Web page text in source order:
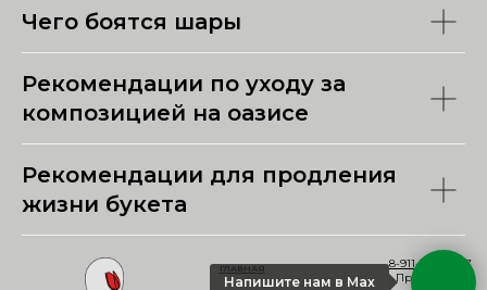
Напишите нам в Мах
Чего боятся шары
Рекомендации по уходу за
композицией на оазисе
Рекомендации для продления
жизни букета
ГЛАВНАЯ
8-911-707-21-27
Принимаем